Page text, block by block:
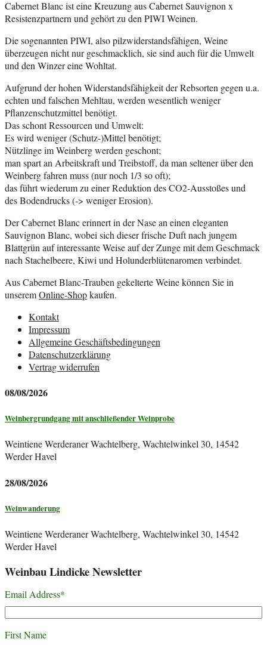
Cabernet Blanc ist eine Kreuzung aus Cabernet Sauvignon x
Resistenzpartnern und gehört zu den PIWI Weinen.
Die sogenannten PIWI, also pilzwiderstandsfähigen, Weine
überzeugen nicht nur geschmacklich, sie sind auch für die Umwelt
und den Winzer eine Wohltat.
Aufgrund der hohen Widerstandsfähigkeit der Rebsorten gegen u.a.
echten und falschen Mehltau, werden wesentlich weniger
Pflanzenschutzmittel benötigt.
Das schont Ressourcen und Umwelt:
Es wird weniger (Schutz-)Mittel benötigt;
Nützlinge im Weinberg werden geschont;
man spart an Arbeitskraft und Treibstoff, da man seltener über den
Weinberg fahren muss (nur noch 1/3 so oft);
das führt wiederum zu einer Reduktion des CO2-Ausstoßes und
des Bodendrucks (-> weniger Erosion).
Der Cabernet Blanc erinnert in der Nase an einen eleganten
Sauvignon Blanc, wobei sich dieser frische Duft nach jungem
Blattgrün auf interessante Weise auf der Zunge mit dem Geschmack
nach Stachelbeere, Kiwi und Holunderblütenaromen verbindet.
Aus Cabernet Blanc-Trauben gekelterte Weine können Sie in
unseremOnline-Shopkaufen.
Kontakt
Impressum
Allgemeine Geschäftsbedingungen
Datenschutzerklärung
Vertrag widerrufen
08/08/2026
Weinbergrundgang mit anschließender Weinprobe
Weintiene Werderaner Wachtelberg, Wachtelwinkel 30, 14542
Werder Havel
28/08/2026
Weinwanderung
Weintiene Werderaner Wachtelberg, Wachtelwinkel 30, 14542
Werder Havel
Weinbau Lindicke Newsletter
Email Address*
First Name